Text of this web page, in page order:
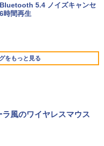
液晶 第11世
/ SSD256GB / Webカ
/ Win11 Pro搭載 /Office 20
ンク
き windows11 マウスセッ
第12世代 Celeron N95 メ
1TB 安い 格安 ラ
ゲーミングモニター
かわいい 水色 ゲーム部
5.4 ノイズキャンセ
時間再生
をもっと見る
feat. Flo Milli, ATL Jacob
限定】 い・ろ・は・す 2L P
と 17巻 (デジタル版ビッグガ
ラ風のワイヤレスマウス